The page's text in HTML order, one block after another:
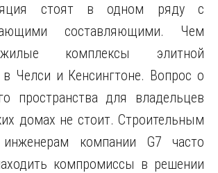
стоят в одном ряду с
составляющими. Чем
комплексы элитной
Челси и Кенсингтоне. Вопрос о
пространства для владельцев
домах не стоит. Строительным
компании G7 часто
компромиссы в решении